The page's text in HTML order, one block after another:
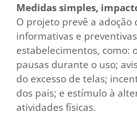
Medidas simples,
O projeto prevê a adoção
informativas e
estabelecimentos, como:
pausas durante o uso;
do excesso de telas;
dos pais; e estímulo à
atividades físicas.